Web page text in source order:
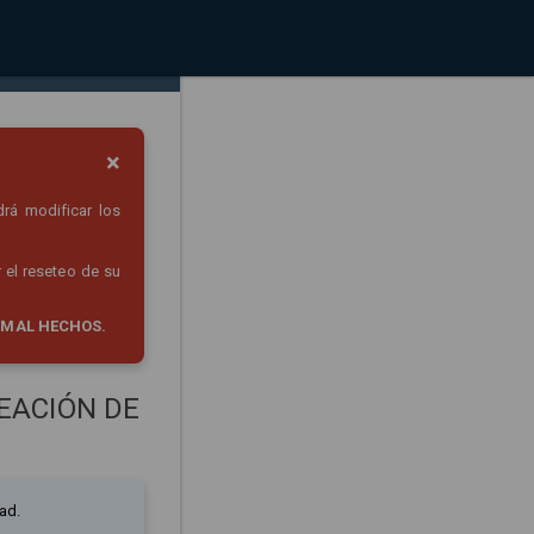
×
modificar los
el reseteo de su
HECHOS.
DE